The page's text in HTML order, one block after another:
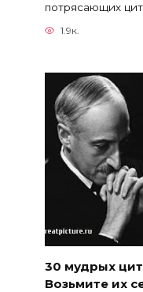
потрясающих
1.9к.
30 мудрых
Возьмите их